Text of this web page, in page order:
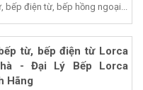
bếp điện từ, bếp hồng ngoại...
từ, bếp điện từ Lorca
- Đại Lý Bếp Lorca
Hãng